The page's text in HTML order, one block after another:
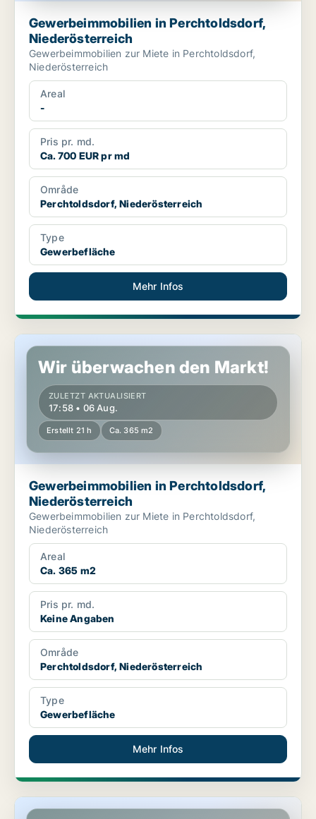
Gewerbeimmobilien in Perchtoldsdorf,
Niederösterreich
Gewerbeimmobilien zur Miete in Perchtoldsdorf,
Niederösterreich
Areal
-
Pris pr. md.
Ca. 700 EUR pr md
Område
Perchtoldsdorf, Niederösterreich
Type
Gewerbefläche
Mehr Infos
Gewerbeimmobilien in Perchtoldsdorf, Niederösterreich
Wir überwachen den Markt!
ZULETZT AKTUALISIERT
17:58 • 06 Aug.
Erstellt 21 h Ca. 365 m2
Gewerbeimmobilien in Perchtoldsdorf,
Niederösterreich
Gewerbeimmobilien zur Miete in Perchtoldsdorf,
Niederösterreich
Areal
Ca. 365 m2
Pris pr. md.
Keine Angaben
Område
Perchtoldsdorf, Niederösterreich
Type
Gewerbefläche
Mehr Infos
Gewerbeimmobilien in Perchtoldsdorf, Niederösterreich